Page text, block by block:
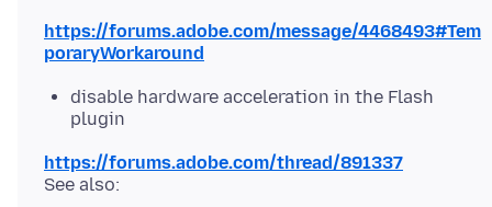
https://forums.adobe.com/message/4468493#Tem
poraryWorkaround
disable hardware acceleration in the Flash
plugin
https://forums.adobe.com/thread/891337